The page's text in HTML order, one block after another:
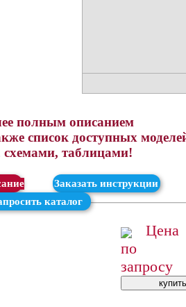
полным описанием
список доступных
схемами, таблицами!
Заказать инструкции
каталог
Цена
по
запросу